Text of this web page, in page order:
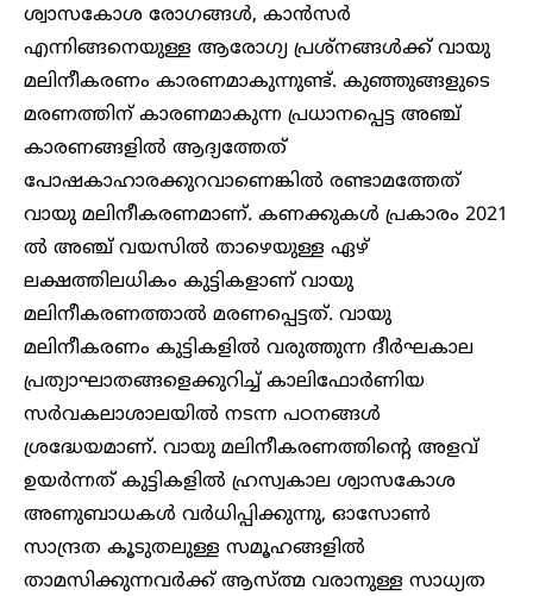
ശ്വാസകോശ രോഗങ്ങൾ, കാൻസർ
എന്നിങ്ങനെയുള്ള ആരോഗ്യ പ്രശ്നങ്ങൾക്ക് വായു
മലിനീകരണം കാരണമാകുന്നുണ്ട്. കുഞ്ഞുങ്ങളുടെ
മരണത്തിന് കാരണമാകുന്ന പ്രധാനപ്പെട്ട അഞ്ച്
കാരണങ്ങളിൽ ആദ്യത്തേത്
പോഷകാഹാരക്കുറവാണെങ്കിൽ രണ്ടാമത്തേത്
വായു മലിനീകരണമാണ്. കണക്കുകൾ പ്രകാരം 2021
ൽ അഞ്ച് വയസിൽ താഴെയുള്ള ഏഴ്
ലക്ഷത്തിലധികം കുട്ടികളാണ് വായു
മലിനീകരണത്താൽ മരണപ്പെട്ടത്. വായു
മലിനീകരണം കുട്ടികളിൽ വരുത്തുന്ന ദീർഘകാല
പ്രത്യാഘാതങ്ങളെക്കുറിച്ച് കാലിഫോർണിയ
സർവകലാശാലയിൽ നടന്ന പഠനങ്ങൾ
ശ്രദ്ധേയമാണ്. വായു മലിനീകരണത്തിൻ്റെ അളവ്
ഉയർന്നത് കുട്ടികളിൽ ഹ്രസ്വകാല ശ്വാസകോശ
അണുബാധകൾ വർധിപ്പിക്കുന്നു, ഓസോൺ
സാന്ദ്രത കൂടുതലുള്ള സമൂഹങ്ങളിൽ
താമസിക്കുന്നവർക്ക് ആസ്ത്മ വരാനുള്ള സാധ്യത